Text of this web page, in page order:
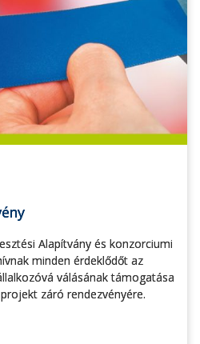
Alapítvány és konzorciumi
minden érdeklődőt az
válásának támogatása
záró rendezvényére.